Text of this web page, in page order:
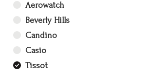
Aerowatch
Beverly Hills
Candino
Casio
Tissot